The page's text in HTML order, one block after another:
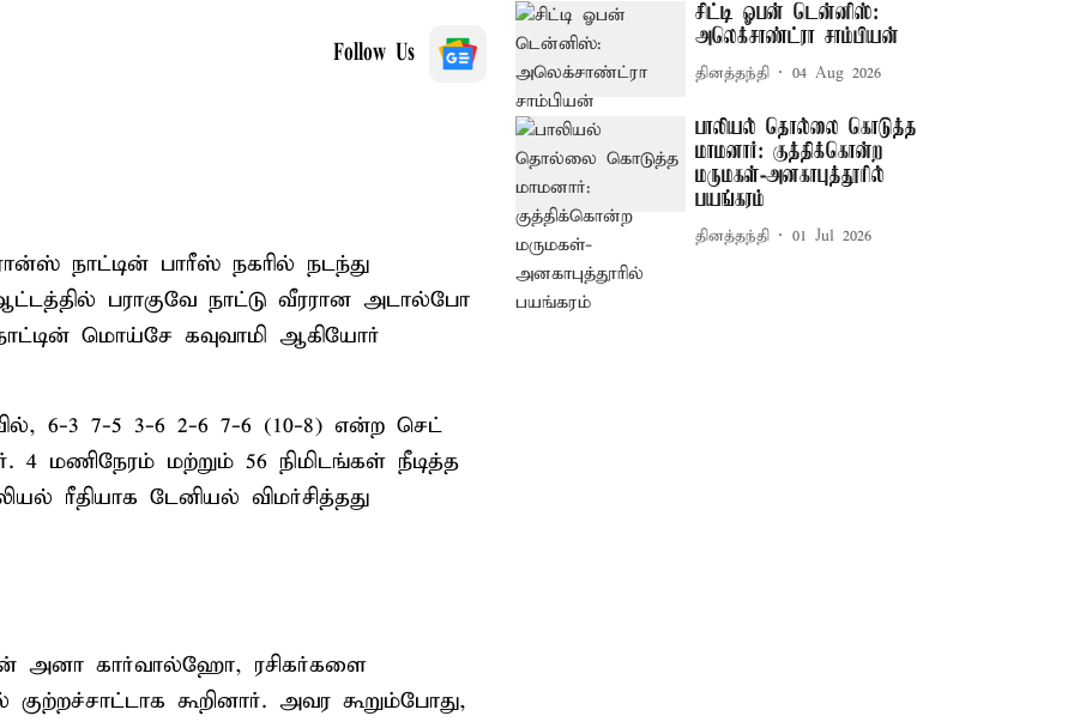
Follow Us
நாட்டின் பாரீஸ் நகரில் நடந்து
பராகுவே நாட்டு வீரரான அடால்போ
மொய்சே கவுவாமி ஆகியோர்
6-3 7-5 3-6 2-6 7-6 (10-8) என்ற செட்
4 மணிநேரம் மற்றும் 56 நிமிடங்கள் நீடித்த
ரீதியாக டேனியல் விமர்சித்தது
அனா கார்வால்ஹோ, ரசிகர்களை
கூறினார். அவர கூறும்போது,
சிட்டி ஓபன் டென்னிஸ்:
அலெக்சாண்ட்ரா சாம்பியன்
தினத்தந்தி 04 Aug 2026
பாலியல் தொல்லை கொடுத்த
மாமனார்: குத்திக்கொன்ற
மருமகள்-அனகாபுத்தூரில்
பயங்கரம்
தினத்தந்தி 01 Jul 2026